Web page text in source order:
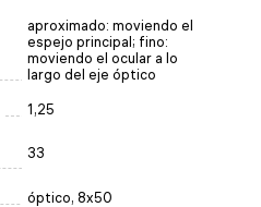
aproximado: moviendo el
espejo principal; fino:
moviendo el ocular a lo
largo del eje óptico
1,25
33
óptico, 8x50